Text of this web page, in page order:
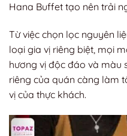
Hana Buffet tạo nên trải
Từ việc chọn lọc nguyên
loại gia vị riêng biệt, mọi
hương vị độc đáo và màu
riêng của quán càng làm
vị của thực khách.